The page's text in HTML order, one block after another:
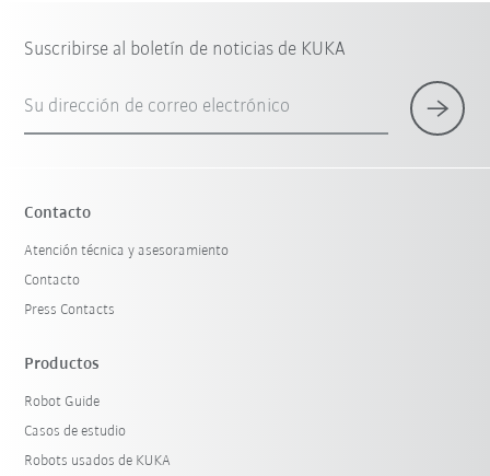
Suscribirse al boletín de noticias de KUKA
Su dirección de correo electrónico
Contacto
Atención técnica y asesoramiento
Contacto
Press Contacts
Productos
Robot Guide
Casos de estudio
Robots usados de KUKA